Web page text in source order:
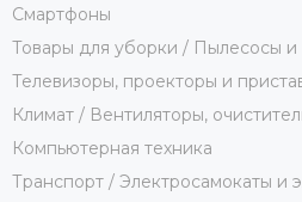
Смартфоны
Товары для уборки / Пылесосы и
Телевизоры, проекторы и
Климат / Вентиляторы,
Компьютерная техника
Транспорт / Электросамокаты и